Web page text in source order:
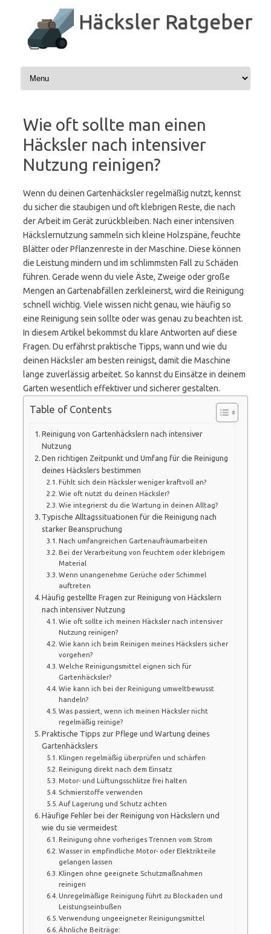
springen
Häcksler Ratgeber
Wie oft sollte man einen
Häcksler nach intensiver
Nutzung reinigen?
Wenn du deinen Gartenhäcksler regelmäßig nutzt, kennst
du sicher die staubigen und oft klebrigen Reste, die nach
der Arbeit im Gerät zurückbleiben. Nach einer intensiven
Häckslernutzung sammeln sich kleine Holzspäne, feuchte
Blätter oder Pflanzenreste in der Maschine. Diese können
die Leistung mindern und im schlimmsten Fall zu Schäden
führen. Gerade wenn du viele Äste, Zweige oder große
Mengen an Gartenabfällen zerkleinerst, wird die Reinigung
schnell wichtig. Viele wissen nicht genau, wie häufig so
eine Reinigung sein sollte oder was genau zu beachten ist.
In diesem Artikel bekommst du klare Antworten auf diese
Fragen. Du erfährst praktische Tipps, wann und wie du
deinen Häcksler am besten reinigst, damit die Maschine
lange zuverlässig arbeitet. So kannst du Einsätze in deinem
Garten wesentlich effektiver und sicherer gestalten.
Table of Contents
Reinigung von Gartenhäckslern nach intensiver
Nutzung
Den richtigen Zeitpunkt und Umfang für die Reinigung
deines Häckslers bestimmen
Fühlt sich dein Häcksler weniger kraftvoll an?
Wie oft nutzt du deinen Häcksler?
Wie integrierst du die Wartung in deinen Alltag?
Typische Alltagssituationen für die Reinigung nach
starker Beanspruchung
Nach umfangreichen Gartenaufräumarbeiten
Bei der Verarbeitung von feuchtem oder klebrigem
Material
Wenn unangenehme Gerüche oder Schimmel
auftreten
Häufig gestellte Fragen zur Reinigung von Häckslern
nach intensiver Nutzung
Wie oft sollte ich meinen Häcksler nach intensiver
Nutzung reinigen?
Wie kann ich beim Reinigen meines Häckslers sicher
vorgehen?
Welche Reinigungsmittel eignen sich für
Gartenhäcksler?
Wie kann ich bei der Reinigung umweltbewusst
handeln?
Was passiert, wenn ich meinen Häcksler nicht
regelmäßig reinige?
Praktische Tipps zur Pflege und Wartung deines
Gartenhäckslers
Klingen regelmäßig überprüfen und schärfen
Reinigung direkt nach dem Einsatz
Motor- und Lüftungsschlitze frei halten
Schmierstoffe verwenden
Auf Lagerung und Schutz achten
Häufige Fehler bei der Reinigung von Häckslern und
wie du sie vermeidest
Reinigung ohne vorheriges Trennen vom Strom
Wasser in empfindliche Motor- oder Elektrikteile
gelangen lassen
Klingen ohne geeignete Schutzmaßnahmen
reinigen
Unregelmäßige Reinigung führt zu Blockaden und
Leistungseinbußen
Verwendung ungeeigneter Reinigungsmittel
Ähnliche Beiträge: